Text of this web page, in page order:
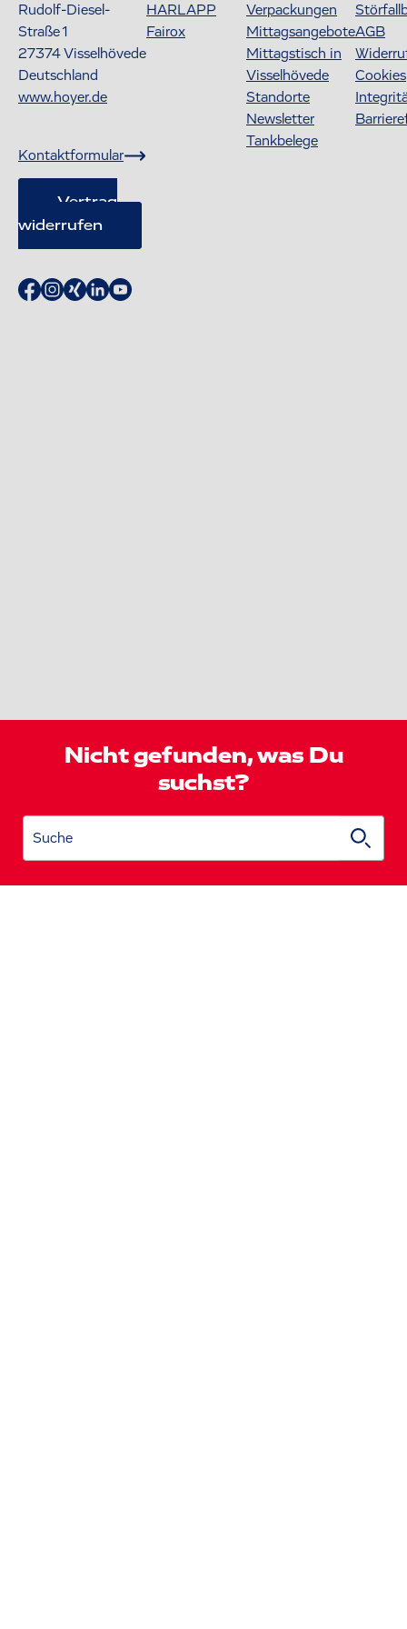
Rudolf-Diesel-
Straße 1
27374Visselhövede
Deutschland
www.hoyer.de
Kontaktformular
Vertrag
widerrufen
HARLAPP
Fairox
Verpackungen
Mittagsangebote
Mittagstisch in
Visselhövede
Standorte
Newsletter
Tankbelege
AGB
Cookies
Nicht gefunden, was Du
suchst?
Suche